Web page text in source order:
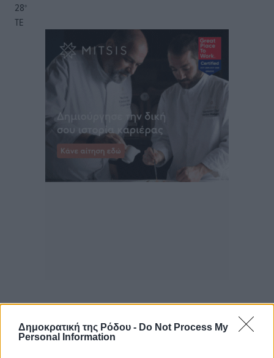
Δημοκρατική της Ρόδου - Do Not Process My
Personal Information
28°
ΤΕ